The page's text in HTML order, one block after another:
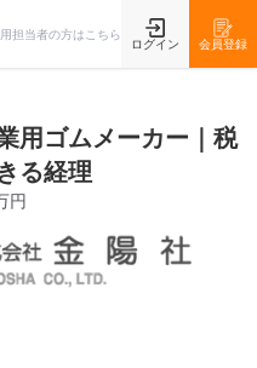
担当者の方はこちら
ログイン 会員登録
用ゴムメーカー｜税
る経理
円